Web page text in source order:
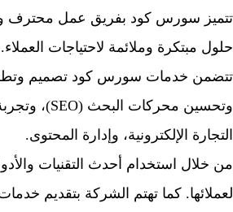
تتميز سورس كود بفريق عمل محترف
حلول مبتكرة وملائمة لاحتياجات العملاء.
تتضمن خدمات سورس كود تصميم وتطوير
التجارة الإلكترونية، وإدارة المحتوى.
من خلال استخدام أحدث التقنيات
لعملائها. كما تهتم الشركة بتقديم